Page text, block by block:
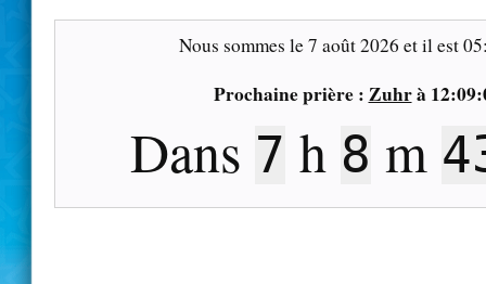
Nous sommes le7 août 2026 et il est
Prochaine prière : Zuhrà
Dans 7 h 8 m